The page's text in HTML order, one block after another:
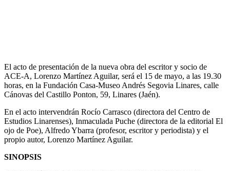
El acto de presentación de la nueva obra del escritor y socio de
ACE-A, Lorenzo Martínez Aguilar, será el 15 de mayo, a las 19.30
horas, en la Fundación Casa-Museo Andrés Segovia Linares, calle
Cánovas del Castillo Ponton, 59, Linares (Jaén).
En el acto intervendrán Rocío Carrasco (directora del Centro de
Estudios Linarenses), Inmaculada Puche (directora de la editorial El
ojo de Poe), Alfredo Ybarra (profesor, escritor y periodista) y el
propio autor, Lorenzo Martínez Aguilar.
SINOPSIS